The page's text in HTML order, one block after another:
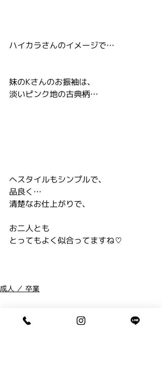
ハイカラさんのイメージで…
妹のKさんのお振袖は、
淡いピンク地の古典柄…
へスタイルもシンプルで、
品良く…
清楚なお仕上がりで、
お二人とも
とってもよく似合ってますね♡
成人 ／ 卒業
コメント